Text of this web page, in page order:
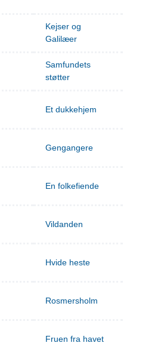
Kejser og
Galilæer
Samfundets
støtter
Et dukkehjem
Gengangere
En folkefiende
Vildanden
Hvide heste
Rosmersholm
Fruen fra havet